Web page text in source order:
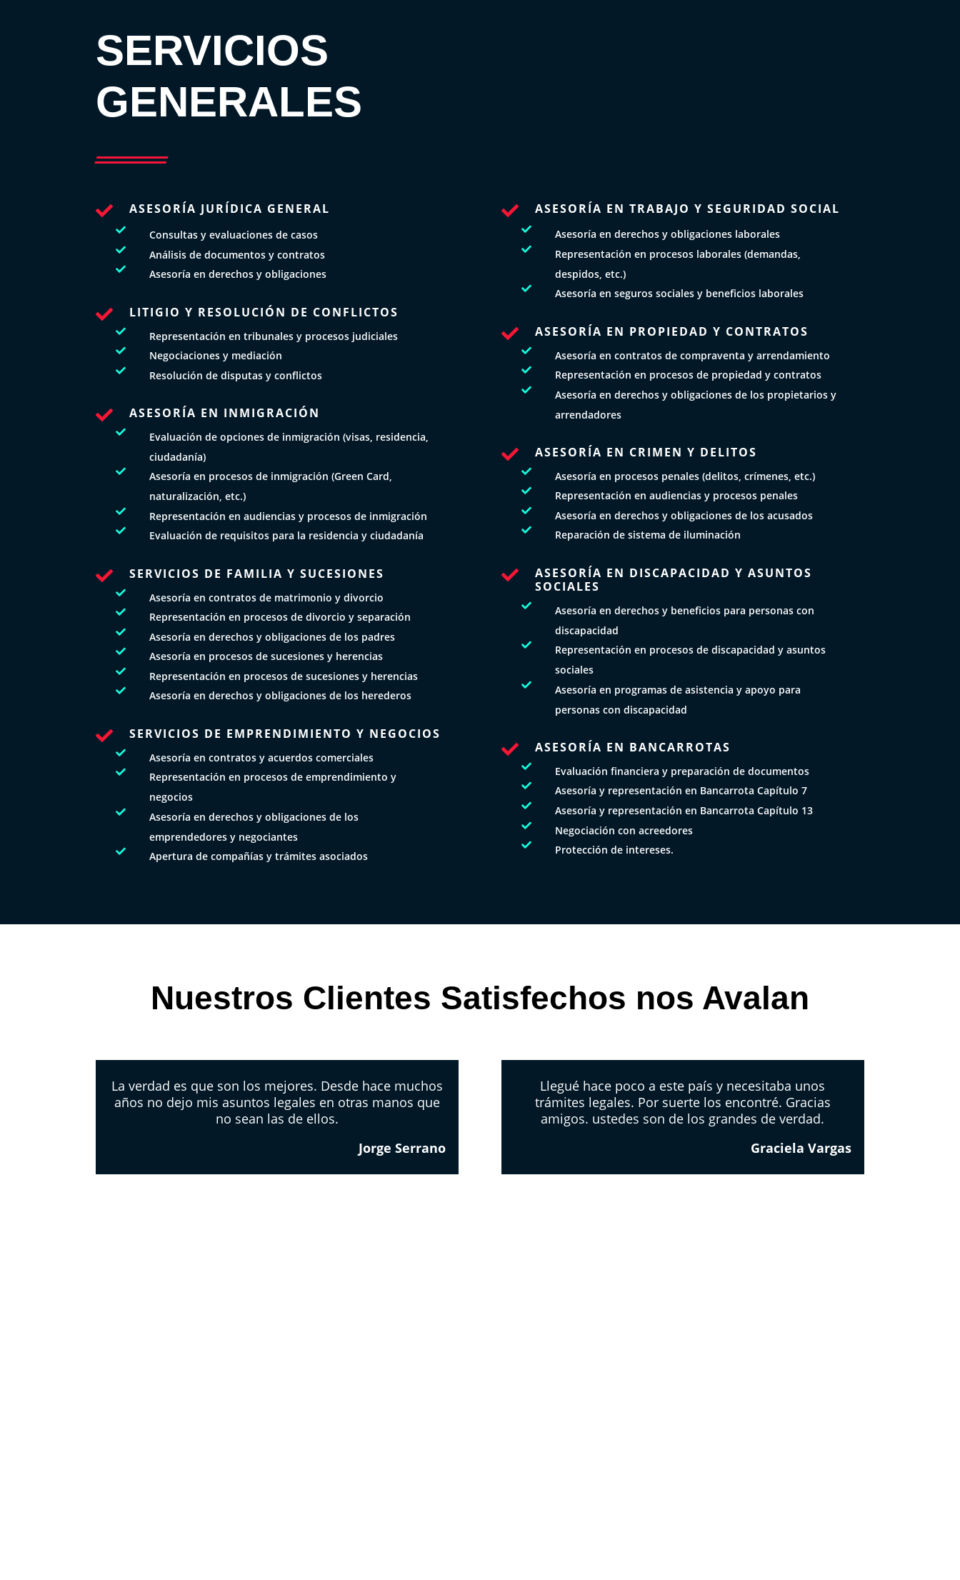
SERVICIOS
GENERALES
 ASESORÍA JURÍDICA GENERAL
 Consultas y evaluaciones de casos
 Análisis de documentos y contratos
 Asesoría en derechos y obligaciones
 LITIGIO Y RESOLUCIÓN DE CONFLICTOS
 Representación en tribunales y procesos judiciales
 Negociaciones y mediación
 Resolución de disputas y conflictos
 ASESORÍA EN INMIGRACIÓN

Evaluación de opciones de inmigración (visas, residencia,
ciudadanía)

Asesoría en procesos de inmigración (Green Card,
naturalización, etc.)
 Representación en audiencias y procesos de inmigración
 Evaluación de requisitos para la residencia y ciudadanía
 SERVICIOS DE FAMILIA Y SUCESIONES
 Asesoría en contratos de matrimonio y divorcio
 Representación en procesos de divorcio y separación
 Asesoría en derechos y obligaciones de los padres
 Asesoría en procesos de sucesiones y herencias
 Representación en procesos de sucesiones y herencias
 Asesoría en derechos y obligaciones de los herederos
 SERVICIOS DE EMPRENDIMIENTO Y NEGOCIOS
 Asesoría en contratos y acuerdos comerciales

Representación en procesos de emprendimiento y
negocios

Asesoría en derechos y obligaciones de los
emprendedores y negociantes
 Apertura de compañías y trámites asociados
 ASESORÍA EN TRABAJO Y SEGURIDAD SOCIAL
 Asesoría en derechos y obligaciones laborales

Representación en procesos laborales (demandas,
despidos, etc.)
 Asesoría en seguros sociales y beneficios laborales
 ASESORÍA EN PROPIEDAD Y CONTRATOS
 Asesoría en contratos de compraventa y arrendamiento
 Representación en procesos de propiedad y contratos

Asesoría en derechos y obligaciones de los propietarios y
arrendadores
 ASESORÍA EN CRIMEN Y DELITOS
 Asesoría en procesos penales (delitos, crímenes, etc.)
 Representación en audiencias y procesos penales
 Asesoría en derechos y obligaciones de los acusados
 Reparación de sistema de iluminación

ASESORÍA EN DISCAPACIDAD Y ASUNTOS
SOCIALES

Asesoría en derechos y beneficios para personas con
discapacidad

Representación en procesos de discapacidad y asuntos
sociales

Asesoría en programas de asistencia y apoyo para
personas con discapacidad
 ASESORÍA EN BANCARROTAS
 Evaluación financiera y preparación de documentos
 Asesoría y representación en Bancarrota Capítulo 7
 Asesoría y representación en Bancarrota Capítulo 13
 Negociación con acreedores
 Protección de intereses.
Nuestros Clientes Satisfechos nos Avalan
La verdad es que son los mejores. Desde hace muchos
años no dejo mis asuntos legales en otras manos que
no sean las de ellos.
Jorge Serrano
Llegué hace poco a este país y necesitaba unos
trámites legales. Por suerte los encontré. Gracias
amigos. ustedes son de los grandes de verdad.
Graciela Vargas